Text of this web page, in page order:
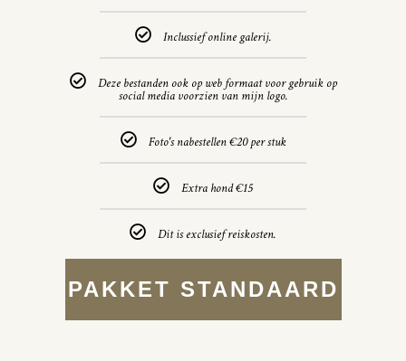
Inclussief online galerij.
Deze bestanden ook op web formaat voor gebruik op
social media voorzien van mijn logo.
Foto's nabestellen €20 per stuk
Extra hond €15
Dit is exclusief reiskosten.
PAKKET STANDAARD